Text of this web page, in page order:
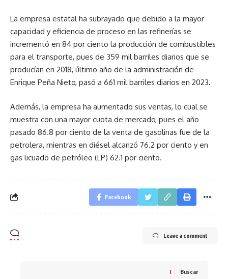
La empresa estatal ha subrayado que debido a la mayor
capacidad y eficiencia de proceso en las refinerías se
incrementó en 84 por ciento la producción de combustibles
para el transporte, pues de 359 mil barriles diarios que se
producían en 2018, último año de la administración de
Enrique Peña Nieto, pasó a 661 mil barriles diarios en 2023.
Además, la empresa ha aumentado sus ventas, lo cual se
muestra con una mayor cuota de mercado, pues el año
pasado 86.8 por ciento de la venta de gasolinas fue de la
petrolera, mientras en diésel alcanzó 76.2 por ciento y en
gas licuado de petróleo (LP) 62.1 por ciento.
Facebook
Leave a comment
Buscar